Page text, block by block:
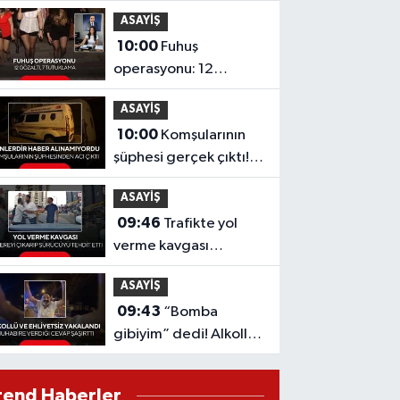
TIR’a çarptı
ASAYİŞ
10:00
operasyonu: 12
gözaltı, 7 tutuklama
ASAYİŞ
10:00
şüphesi gerçek çıktı!
Evinde ölü bulundu
ASAYİŞ
09:46
verme kavgası
kamerada! Önce
darbetti, sonra
testere çıkardı
ASAYİŞ
09:43
gibiyim” dedi! Alkollü
ve ehliyetsiz
Haberler